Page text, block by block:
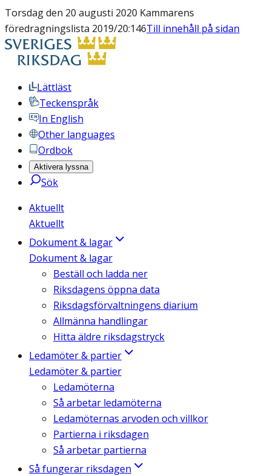
Torsdag den 20 augusti 2020 Kammarens
föredragningslista 2019/20:146Till innehåll på sidan
Lättläst
Teckenspråk
In English
Other languages
Ordbok
Aktivera lyssna
Sök
Aktuellt
Aktuellt
Dokument & lagar
Dokument & lagar
Beställ och ladda ner
Riksdagens öppna data
Riksdagsförvaltningens diarium
Allmänna handlingar
Hitta äldre riksdagstryck
Ledamöter & partier
Ledamöter & partier
Ledamöterna
Så arbetar ledamöterna
Ledamöternas arvoden och villkor
Partierna i riksdagen
Så arbetar partierna
Så fungerar riksdagen